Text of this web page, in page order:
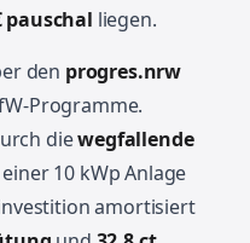
pauschal liegen.
den progres.nrw
Programme.
diewegfallende
10 kWp Anlage
amortisiert